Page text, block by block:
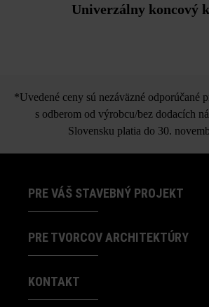
Univerzálny koncový
*Uvedené ceny sú nezáväzné odporúčané
s odberom od výrobcu/bez dodacích
Slovensku platia do 30.
PRE VÁŠ STAVEBNÝ PROJEKT
PRE TVORCOV ARCHITEKTÚRY
KONTAKT